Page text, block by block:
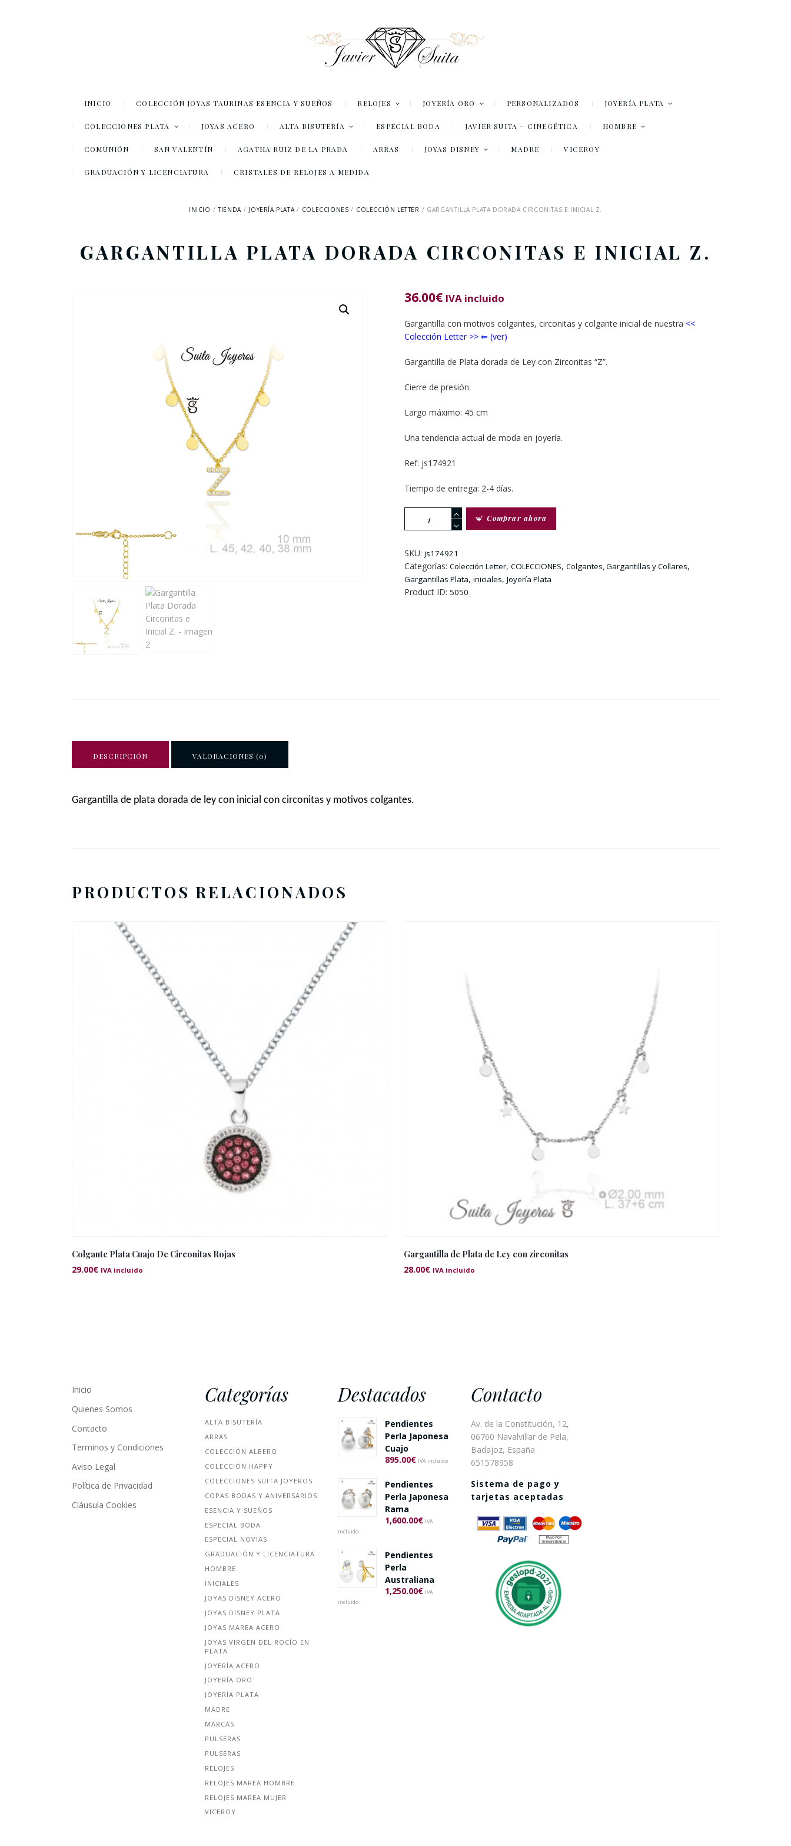
INICIO COLECCIÓN JOYAS TAURINAS ESENCIA Y SUEÑOS RELOJES JOYERÍA ORO PERSONALIZADOS JOYERÍA PLATA
COLECCIONES PLATA JOYAS ACERO ALTA BISUTERÍA ESPECIAL BODA JAVIER SUITA – CINEGÉTICA HOMBRE
COMUNIÓN SAN VALENTÍN AGATHA RUIZ DE LA PRADA ARRAS JOYAS DISNEY MADRE VICEROY
GRADUACIÓN Y LICENCIATURA CRISTALES DE RELOJES A MEDIDA
INICIO TIENDA JOYERÍA PLATA COLECCIONES COLECCIÓN LETTER GARGANTILLA PLATA DORADA CIRCONITAS E INICIAL Z.
GARGANTILLA PLATA DORADA CIRCONITAS E INICIAL Z.
36.00€ IVA incluido
Gargantilla con motivos colgantes, circonitas y colgante inicial de nuestra <<
Colección Letter >> ⇐ (ver)
Gargantilla de Plata dorada de Ley con Zirconitas “Z”.
Cierre de presión.
Largo máximo: 45 cm
Una tendencia actual de moda en joyería.
Ref: js174921
Tiempo de entrega: 2-4 días.
Circonitas
e
Inicial
Z.
Comprar ahora
SKU: js174921
Categorías: Colección Letter, COLECCIONES, Colgantes, Gargantillas y Collares,
Gargantillas Plata, iniciales, Joyería Plata
Product ID: 5050
DESCRIPCIÓN VALORACIONES (0)
Gargantilla de plata dorada de ley con inicial con circonitas y motivos colgantes.
PRODUCTOS RELACIONADOS
Colgante Plata Cuajo De Circonitas Rojas
29.00€ IVA incluido
Gargantilla de Plata de Ley con zirconitas
28.00€ IVA incluido
Inicio
Quienes Somos
Contacto
Terminos y Condiciones
Aviso Legal
Política de Privacidad
Cláusula Cookies
Categorías
ALTA BISUTERÍA
ARRAS
COLECCIÓN ALBERO
COLECCIÓN HAPPY
COLECCIONES SUITA JOYEROS
COPAS BODAS Y ANIVERSARIOS
ESENCIA Y SUEÑOS
ESPECIAL BODA
ESPECIAL NOVIAS
GRADUACIÓN Y LICENCIATURA
HOMBRE
INICIALES
JOYAS DISNEY ACERO
JOYAS DISNEY PLATA
JOYAS MAREA ACERO
JOYAS VIRGEN DEL ROCÍO EN
PLATA
JOYERÍA ACERO
JOYERÍA ORO
JOYERÍA PLATA
MADRE
MARCAS
PULSERAS
PULSERAS
RELOJES
RELOJES MAREA HOMBRE
RELOJES MAREA MUJER
VICEROY
Destacados
Pendientes
Perla Japonesa
Cuajo
895.00€ IVA incluido
Pendientes
Perla Japonesa
Rama
1,600.00€ IVA
incluido
Pendientes
Perla
Australiana
1,250.00€ IVA
incluido
Contacto
Av. de la Constitución, 12,
06760 Navalvillar de Pela,
Badajoz, España
651578958
Sistema de pago y
tarjetas aceptadas